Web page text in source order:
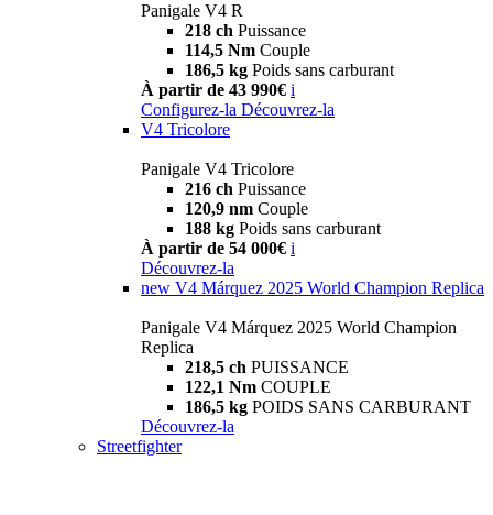
Panigale V4 R
218 ch Puissance
114,5 Nm Couple
186,5 kg Poids sans carburant
À partir de 43 990€ i
Configurez-la Découvrez-la
V4 Tricolore
Panigale V4 Tricolore
216 ch Puissance
120,9 nm Couple
188 kg Poids sans carburant
À partir de 54 000€ i
Découvrez-la
new V4 Márquez 2025 World Champion Replica
Panigale V4 Márquez 2025 World Champion
Replica
218,5 ch PUISSANCE
122,1 Nm COUPLE
186,5 kg POIDS SANS CARBURANT
Découvrez-la
Streetfighter